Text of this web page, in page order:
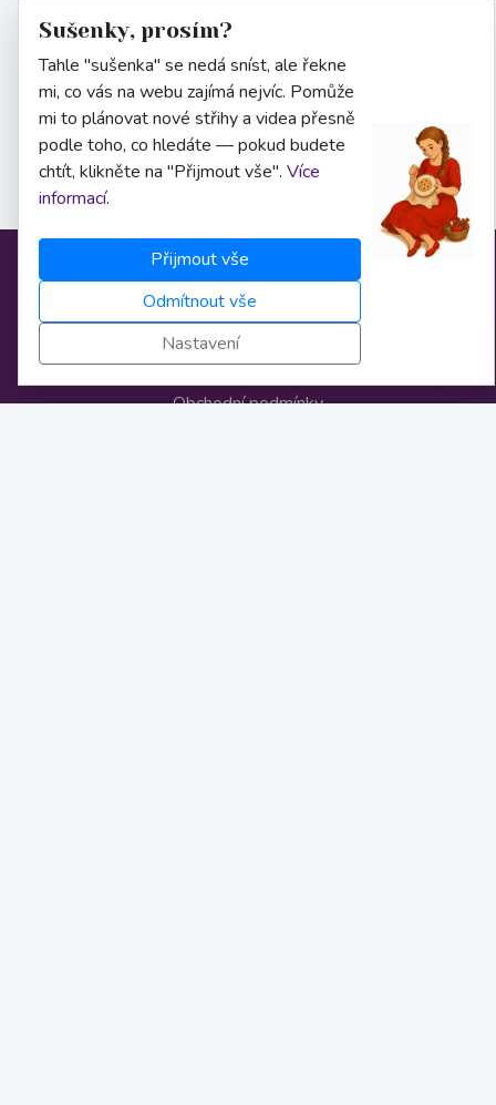
Informace
O nás
Obchodní podmínky
Sušenky, prosím?
Tahle "sušenka" se nedá sníst, ale řekne
mi, co vás na webu zajímá nejvíc. Pomůže
mi to plánovat nové střihy a videa přesně
podle toho, co hledáte — pokud budete
chtít, klikněte na "Přijmout vše". Více
informací.
Přijmout vše
Odmítnout vše
Nastavení